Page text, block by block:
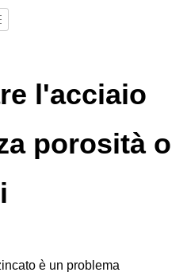
l'acciaio
porosità o
è un problema